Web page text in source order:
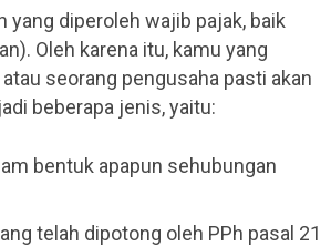
yang diperoleh wajib pajak, baik
Oleh karena itu, kamu yang
atau seorang pengusaha pasti akan
beberapa jenis, yaitu:
bentuk apapun sehubungan
telah dipotong oleh PPh pasal 21